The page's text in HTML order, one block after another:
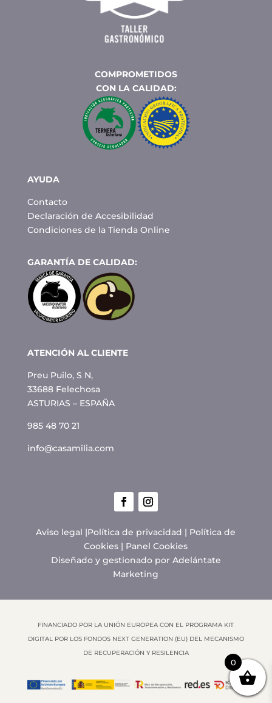
COMPROMETIDOS
CON LA CALIDAD:
AYUDA
Contacto
Declaración de Accesibilidad
Condiciones de la Tienda Online
GARANTÍA DE CALIDAD:
ATENCIÓN AL CLIENTE
Preu Puilo, S N,
33688 Felechosa
ASTURIAS – ESPAÑA
985 48 70 21
info@casamilia.com
Aviso legal |Política de privacidad | Política de
Cookies | Panel Cookies
Diseñado y gestionado por Adelántate
Marketing
FINANCIADO POR LA UNIÓN EUROPEA CON EL PROGRAMA KIT
DIGITAL POR LOS FONDOS NEXT GENERATION (EU) DEL MECANISMO
DE RECUPERACIÓN Y RESILENCIA
0